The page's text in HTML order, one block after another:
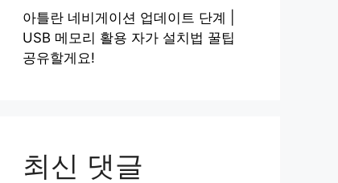
아틀란 네비게이션 업데이트 단계 |
USB 메모리 활용 자가 설치법 꿀팁
공유할게요!
최신 댓글